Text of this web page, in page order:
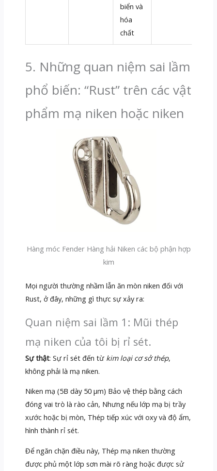
biển và
hóa
chất
5. Những quan niệm sai lầm
phổ biến: “Rust” trên các vật
phẩm mạ niken hoặc niken
Hàng móc Fender Hàng hải Niken các bộ phận hợp
kim
Mọi người thường nhầm lẫn ăn mòn niken đối với
Rust, ở đây, những gì thực sự xảy ra:
Quan niệm sai lầm 1: Mũi thép
mạ niken của tôi bị rỉ sét.
Sự thật: Sự rỉ sét đến từ kim loại cơ sở thép,
không phải là mạ niken.
Niken mạ (5B dày 50 μm) Bảo vệ thép bằng cách
đóng vai trò là rào cản, Nhưng nếu lớp mạ bị trầy
xước hoặc bị mòn, Thép tiếp xúc với oxy và độ ẩm,
hình thành rỉ sét.
Để ngăn chặn điều này, Thép mạ niken thường
được phủ một lớp sơn mài rõ ràng hoặc được sử